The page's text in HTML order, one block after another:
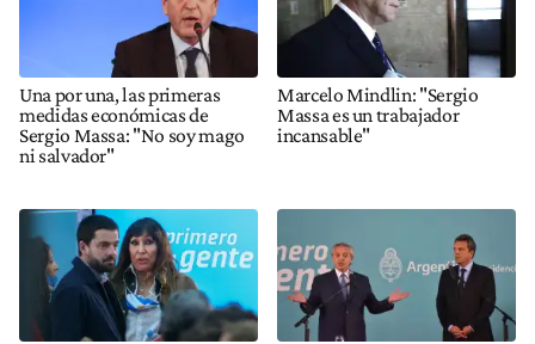
Una por una, las primeras
medidas económicas de
Sergio Massa: "No soy mago
ni salvador"
Marcelo Mindlin: "Sergio
Massa es un trabajador
incansable"